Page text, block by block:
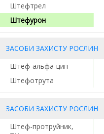
Штефтрел
Штефурон
ЗАСОБИ ЗАХИСТУ РОСЛИН
Штеф-альфа-цип
Штефотрута
ЗАСОБИ ЗАХИСТУ РОСЛИН
Штеф-протруйник,